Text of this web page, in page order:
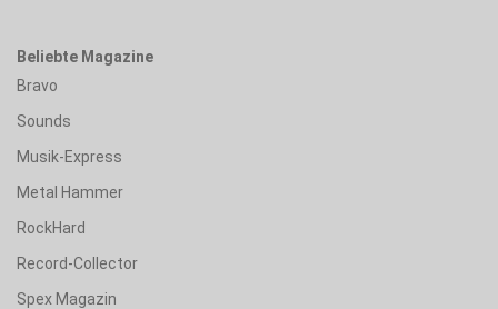
Beliebte Magazine
Bravo
Sounds
Musik-Express
Metal Hammer
RockHard
Record-Collector
Spex Magazin